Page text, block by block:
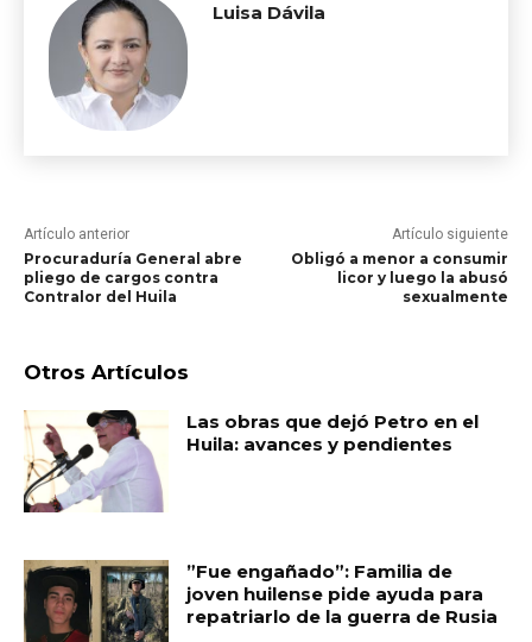
Luisa Dávila
Artículo anterior
Procuraduría General abre
pliego de cargos contra
Contralor del Huila
Artículo siguiente
Obligó a menor a consumir
licor y luego la abusó
sexualmente
Otros Artículos
Las obras que dejó Petro en el
Huila: avances y pendientes
​”Fue engañado”: Familia de
joven huilense pide ayuda para
repatriarlo de la guerra de Rusia